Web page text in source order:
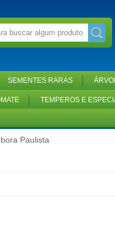
SEMENTES RARAS
TEMPEROS E
Paulista